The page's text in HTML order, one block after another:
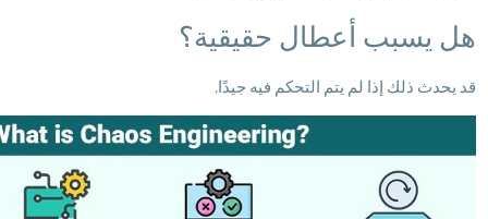
هل يسبب أعطال حقيقية؟
قد يحدث ذلك إذا لم يتم التحكم فيه جيدًا.